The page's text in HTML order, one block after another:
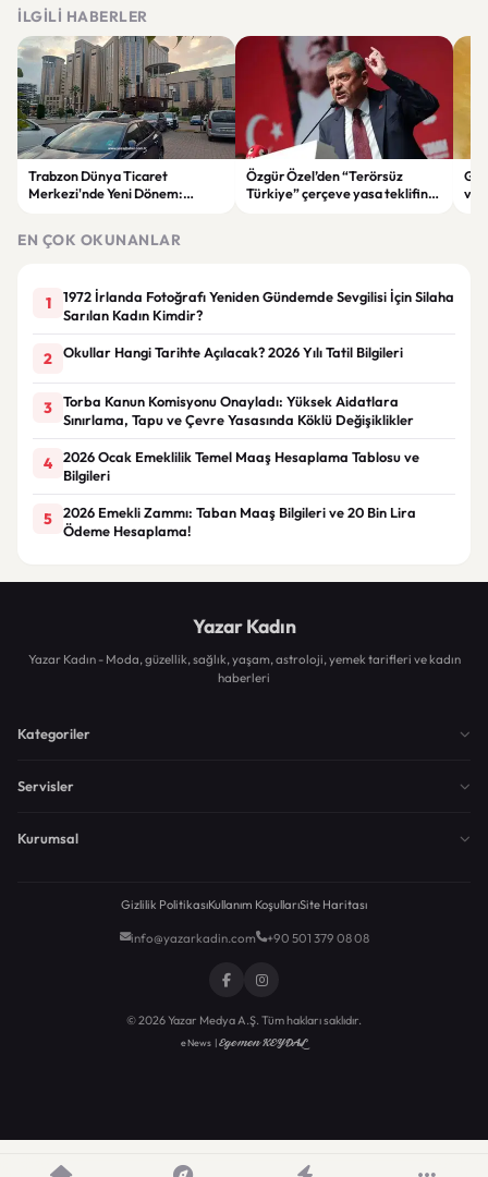
İLGILI HABERLER
Trabzon Dünya Ticaret
Merkezi'nde Yeni Dönem:
Zaman Tamamlanacak?
Özgür Özel’den “Terörsüz
Türkiye” çerçeve yasa teklifine
ve
EN ÇOK OKUNANLAR
1
1972 İrlanda Fotoğrafı Yeniden Gündemde Sevgilisi İçin Silaha
Sarılan Kadın Kimdir?
2 Okullar Hangi Tarihte Açılacak? 2026 Yılı Tatil Bilgileri
3
Torba Kanun Komisyonu Onayladı: Yüksek Aidatlara
Sınırlama, Tapu ve Çevre Yasasında Köklü Değişiklikler
4
2026 Ocak Emeklilik Temel Maaş Hesaplama Tablosu ve
Bilgileri
5
2026 Emekli Zammı: Taban Maaş Bilgileri ve 20 Bin Lira
Ödeme Hesaplama!
Yazar Kadın
Yazar Kadın - Moda, güzellik, sağlık, yaşam, astroloji, yemek tarifleri ve kadın
haberleri
Kategoriler
Servisler
Kurumsal
Gizlilik PolitikasıKullanım KoşullarıSite Haritası
info@yazarkadin.com +90 501 379 08 08
© 2026 Yazar Medya A.Ş. Tüm hakları saklıdır.
eNews |Egemen KEYDAL